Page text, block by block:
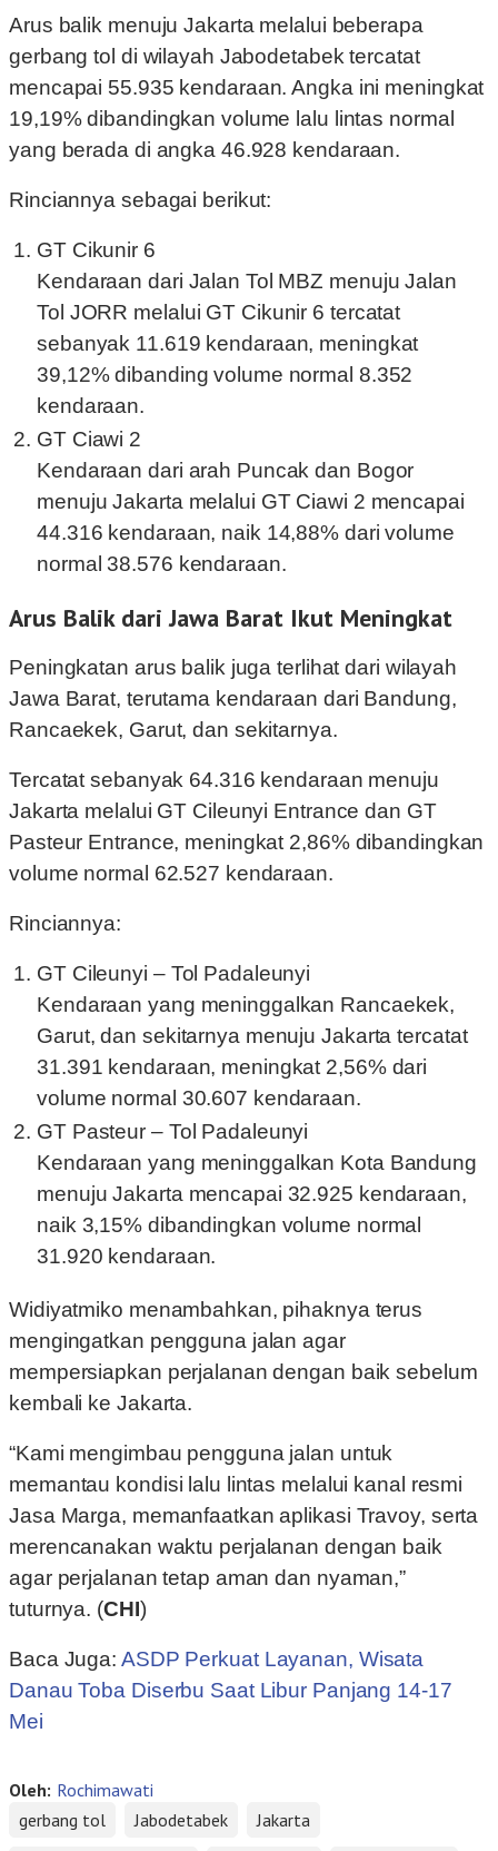
Arus balik menuju Jakarta melalui beberapa
gerbang tol di wilayah Jabodetabek tercatat
mencapai 55.935 kendaraan. Angka ini meningkat
19,19% dibandingkan volume lalu lintas normal
yang berada di angka 46.928 kendaraan.
Rinciannya sebagai berikut:
GT Cikunir 6
Kendaraan dari Jalan Tol MBZ menuju Jalan
Tol JORR melalui GT Cikunir 6 tercatat
sebanyak 11.619 kendaraan, meningkat
39,12% dibanding volume normal 8.352
kendaraan.
GT Ciawi 2
Kendaraan dari arah Puncak dan Bogor
menuju Jakarta melalui GT Ciawi 2 mencapai
44.316 kendaraan, naik 14,88% dari volume
normal 38.576 kendaraan.
Arus Balik dari Jawa Barat Ikut Meningkat
Peningkatan arus balik juga terlihat dari wilayah
Jawa Barat, terutama kendaraan dari Bandung,
Rancaekek, Garut, dan sekitarnya.
Tercatat sebanyak 64.316 kendaraan menuju
Jakarta melalui GT Cileunyi Entrance dan GT
Pasteur Entrance, meningkat 2,86% dibandingkan
volume normal 62.527 kendaraan.
Rinciannya:
GT Cileunyi – Tol Padaleunyi
Kendaraan yang meninggalkan Rancaekek,
Garut, dan sekitarnya menuju Jakarta tercatat
31.391 kendaraan, meningkat 2,56% dari
volume normal 30.607 kendaraan.
GT Pasteur – Tol Padaleunyi
Kendaraan yang meninggalkan Kota Bandung
menuju Jakarta mencapai 32.925 kendaraan,
naik 3,15% dibandingkan volume normal
31.920 kendaraan.
Widiyatmiko menambahkan, pihaknya terus
mengingatkan pengguna jalan agar
mempersiapkan perjalanan dengan baik sebelum
kembali ke Jakarta.
“Kami mengimbau pengguna jalan untuk
memantau kondisi lalu lintas melalui kanal resmi
Jasa Marga, memanfaatkan aplikasi Travoy, serta
merencanakan waktu perjalanan dengan baik
agar perjalanan tetap aman dan nyaman,”
tuturnya. (CHI)
Baca Juga: ASDP Perkuat Layanan, Wisata
Danau Toba Diserbu Saat Libur Panjang 14-17
Mei
Oleh: Rochimawati
gerbang tol
Jabodetabek Jakarta